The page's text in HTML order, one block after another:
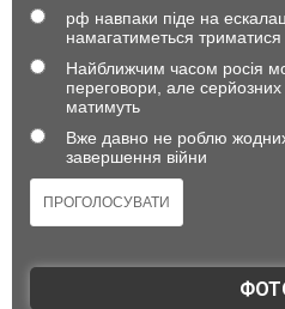
рф навпаки піде на
намагатиметься
Найближчим часом росія
переговори, але серйозних
матимуть
Вже давно не роблю
завершення війни